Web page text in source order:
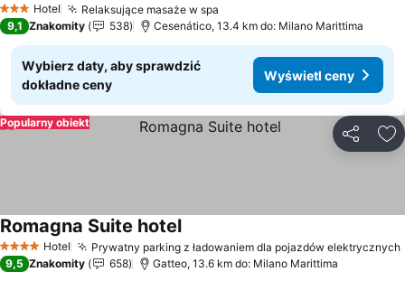
3 Kategoria
Hotel Relaksujące masaże w spa
9,1 Znakomity 538 Cesenático, 13.4 km do: Milano Marittima
Wybierz daty, aby sprawdzić
dokładne ceny
Wyświetl ceny
Popularny obiekt
4 KategoriaHotel Prywatny parking z ładowaniem dla pojazdów elektrycznych
Romagna Suite hotelWyświetl ceny
9,5 Znakomity 658 Gatteo, 13.6 km do: Milano Marittima